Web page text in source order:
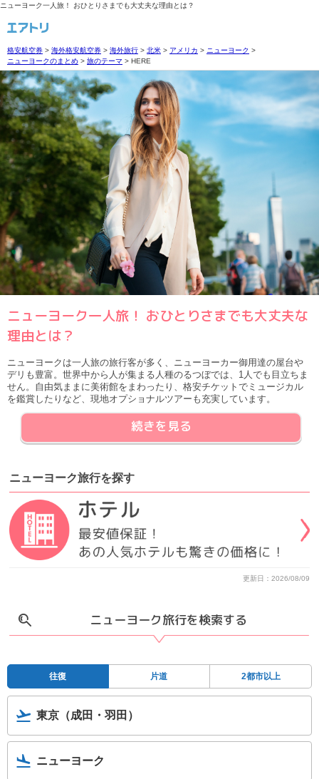
ニューヨーク一人旅！ おひとりさまでも大丈夫な理由とは？
格安航空券 > 海外格安航空券 > 海外旅行 > 北米 > アメリカ > ニューヨーク >
ニューヨークのまとめ > 旅のテーマ > HERE
ニューヨーク一人旅！ おひとりさまでも大丈夫な
理由とは？
ニューヨークは一人旅の旅行客が多く、ニューヨーカー御用達の屋台や
デリも豊富。世界中から人が集まる人種のるつぼでは、1人でも目立ちま
せん。自由気ままに美術館をまわったり、格安チケットでミュージカル
を鑑賞したりなど、現地オプショナルツアーも充実しています。
続きを見る
ニューヨーク旅行を探す
更新日：2026/08/09
ニューヨーク旅行を検索する
往復 片道 2都市以上
東京（成田・羽田）
ニューヨーク